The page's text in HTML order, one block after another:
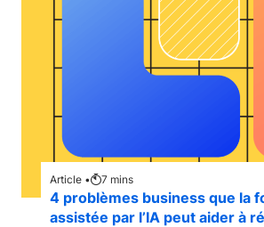
Article • 7 mins
4 problèmes business que la
assistée par l’IA peut aider à